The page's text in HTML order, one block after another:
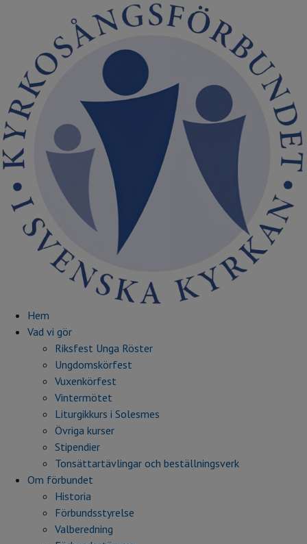
Hem
Vad vi gör
Riksfest Unga Röster
Ungdomskörfest
Vuxenkörfest
Vintermötet
Liturgikkurs i Solesmes
Övriga kurser
Stipendier
Tonsättartävlingar och beställningsverk
Om förbundet
Historia
Förbundsstyrelse
Valberedning